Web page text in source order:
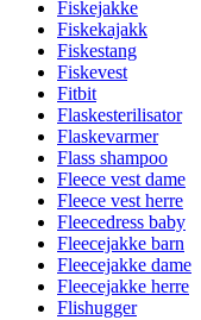
Fiskejakke
Fiskekajakk
Fiskestang
Fiskevest
Fitbit
Flaskesterilisator
Flaskevarmer
Flass shampoo
Fleece vest dame
Fleece vest herre
Fleecedress baby
Fleecejakke barn
Fleecejakke dame
Fleecejakke herre
Flishugger